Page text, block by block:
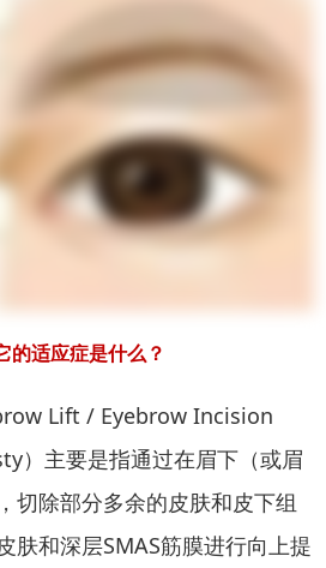
的适应症是什么？
Lift / Eyebrow Incision
）主要是指通过在眉下（或眉
切除部分多余的皮肤和皮下组
肤和深层SMAS筋膜进行向上提